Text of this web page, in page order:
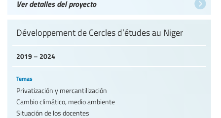
Ver detalles del proyecto
2019 – 2024
Développement de Cercles d’études au Niger
Temas
Privatización y mercantilización
Cambio climático, medio ambiente
Situación de los docentes